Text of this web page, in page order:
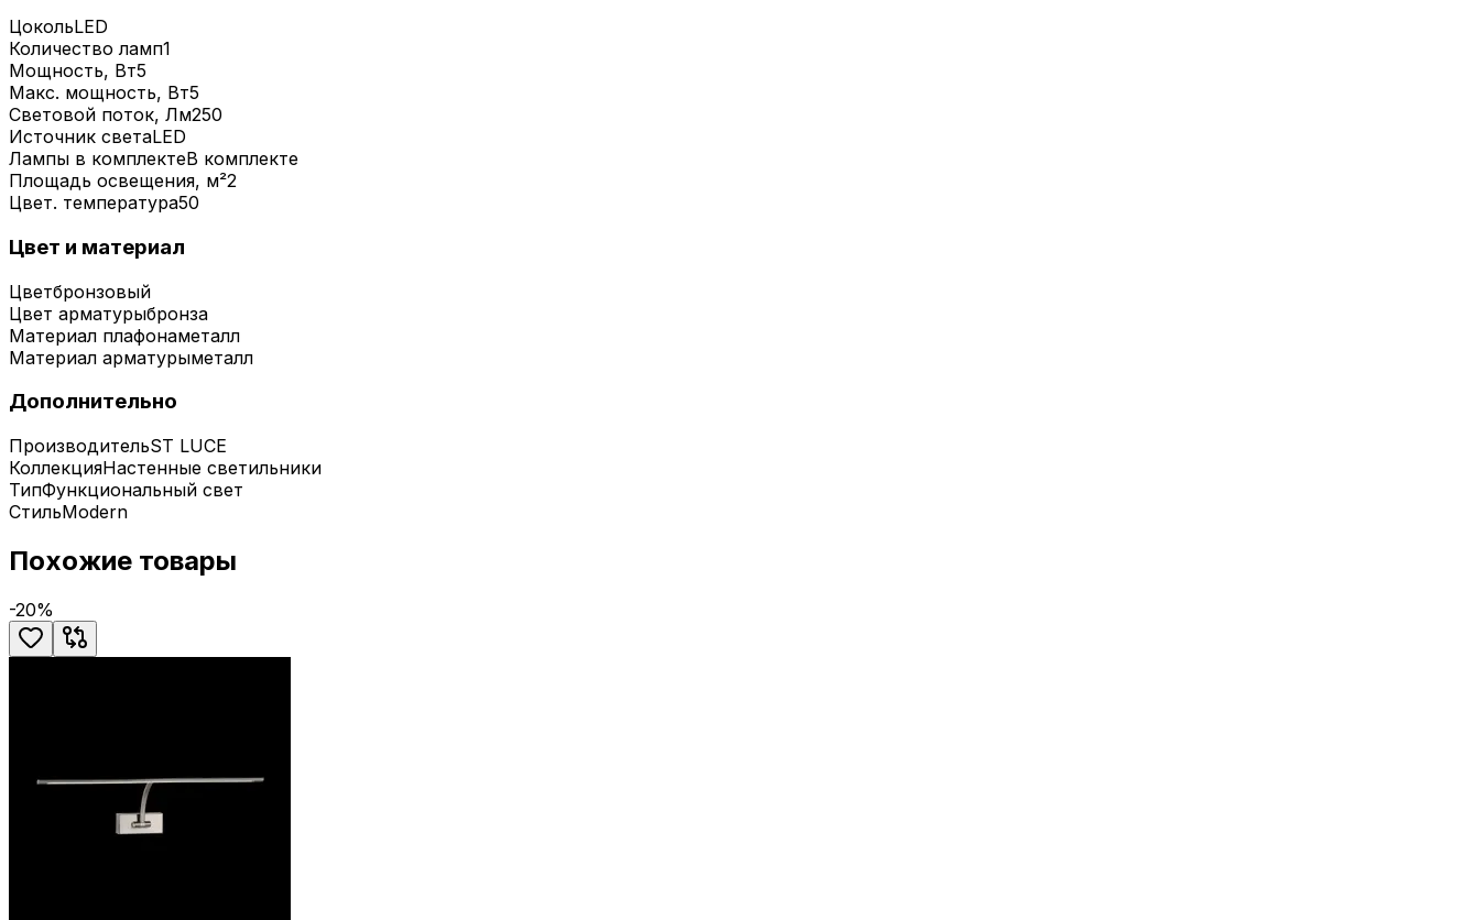
ЦокольLED
Количество ламп1
Мощность, Вт5
Макс. мощность, Вт5
Световой поток, Лм250
Источник светаLED
Лампы в комплектеВ комплекте
Площадь освещения, м²2
Цвет. температура50
Цвет и материал
Цветбронзовый
Цвет арматурыбронза
Материал плафонаметалл
Материал арматурыметалл
Дополнительно
ПроизводительST LUCE
КоллекцияНастенные светильники
ТипФункциональный свет
СтильModern
Похожие товары
-20%